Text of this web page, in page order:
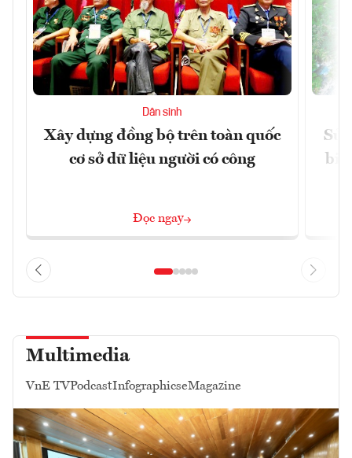
Dân sinh
Xây dựng đồng bộ trên toàn quốc
cơ sở dữ liệu người có công
Đọc ngay
Multimedia
VnE TVPodcastInfographicseMagazine